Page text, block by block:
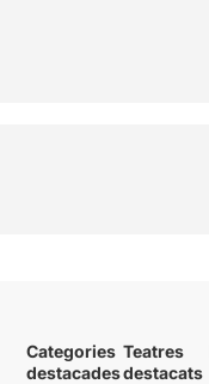
Categories
destacades
Teatres
destacats